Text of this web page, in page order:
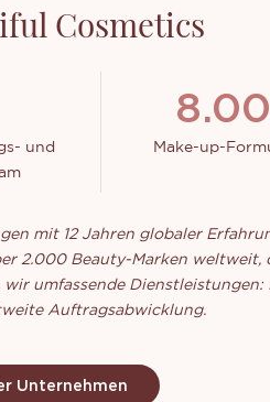
Cosmetics
und
10
Make-up-
mit 12 Jahren globaler
2.000 Beauty-Marken
wir umfassende
Auftragsabwicklung.
Unternehmen